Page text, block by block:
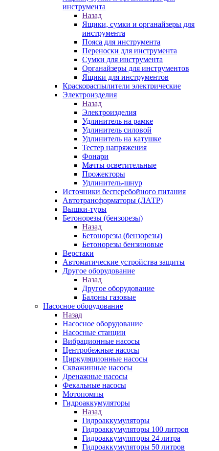
инструмента
Назад
Ящики, сумки и органайзеры для
инструмента
Пояса для инструмента
Переноски для инструмента
Сумки для инструмента
Органайзеры для инструментов
Ящики для инструментов
Краскораспылители электрические
Электроизделия
Назад
Электроизделия
Удлинитель на рамке
Удлинитель силовой
Удлинитель на катушке
Тестер напряжения
Фонари
Мачты осветительные
Прожекторы
Удлинитель-шнур
Источники бесперебойного питания
Автотрансформаторы (ЛАТР)
Вышки-туры
Бетонорезы (бензорезы)
Назад
Бетонорезы (бензорезы)
Бетонорезы бензиновые
Верстаки
Автоматические устройства защиты
Другое оборудование
Назад
Другое оборудование
Балоны газовые
Насосное оборудование
Назад
Насосное оборудование
Насосные станции
Вибрационные насосы
Центробежные насосы
Циркуляционные насосы
Скважинные насосы
Дренажные насосы
Фекальные насосы
Мотопомпы
Гидроаккумуляторы
Назад
Гидроаккумуляторы
Гидроаккумуляторы 100 литров
Гидроаккумуляторы 24 литра
Гидроаккумуляторы 50 литров